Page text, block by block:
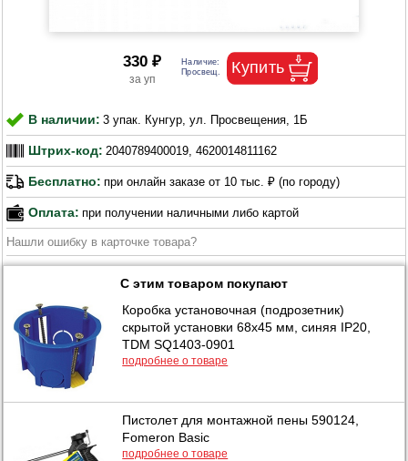
330 ₽
В наличии: 3 упак. Кунгур, ул. Просвещения, 1Б
Штрих-код: 2040789400019, 4620014811162
Бесплатно: при онлайн заказе от 10 тыс. ₽ (по городу)
Оплата: при получении наличными либо картой
Нашли ошибку в карточке товара?
С этим товаром покупают
Коробка установочная (подрозетник)
скрытой установки 68х45 мм, синяя IP20,
TDM SQ1403-0901
подробнее о товаре
Пистолет для монтажной пены 590124,
Fomeron Basic
подробнее о товаре